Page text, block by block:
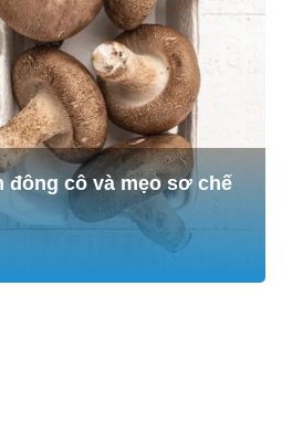
đông cô và mẹo sơ chế
nguyên liệu quen thuộc trong
mà còn là “siêu thực phẩm”
khỏe....